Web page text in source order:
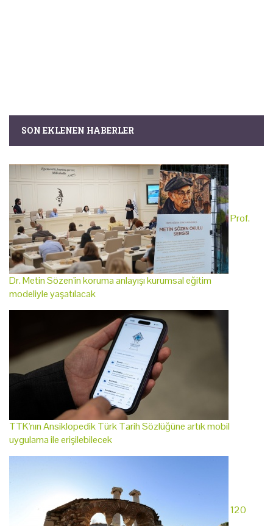
SON EKLENEN HABERLER
Prof.
Dr. Metin Sözen'in koruma anlayışı kurumsal eğitim
modeliyle yaşatılacak
TTK'nın Ansiklopedik Türk Tarih Sözlüğüne artık mobil
uygulama ile erişilebilecek
120